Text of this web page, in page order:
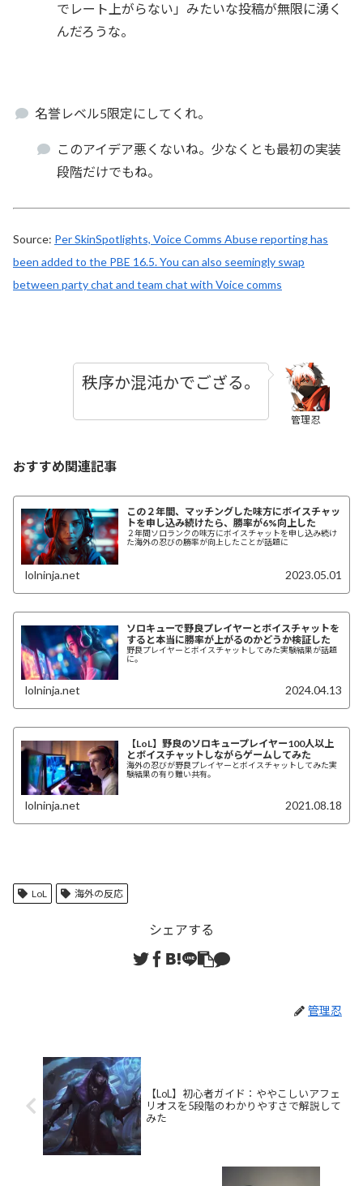
でレート上がらない」みたいな投稿が無限に湧く
んだろうな。
名誉レベル5限定にしてくれ。
このアイデア悪くないね。少なくとも最初の実装
段階だけでもね。
Source: Per SkinSpotlights, Voice Comms Abuse reporting has
been added to the PBE 16.5. You can also seemingly swap
between party chat and team chat with Voice comms
管理忍
秩序か混沌かでござる。
おすすめ関連記事
この２年間、マッチングした味方にボイスチャッ
トを申し込み続けたら、勝率が6%向上した
２年間ソロランクの味方にボイスチャットを申し込み続け
た海外の忍びの勝率が向上したことが話題に
lolninja.net 2023.05.01
ソロキューで野良プレイヤーとボイスチャットを
すると本当に勝率が上がるのかどうか検証した
野良プレイヤーとボイスチャットしてみた実験結果が話題
に。
lolninja.net 2024.04.13
【LoL】野良のソロキュープレイヤー100人以上
とボイスチャットしながらゲームしてみた
海外の忍びが野良プレイヤーとボイスチャットしてみた実
験結果の有り難い共有。
lolninja.net 2021.08.18
LoL 海外の反応
シェアする
管理忍
【LoL】初心者ガイド：ややこしいアフェ
リオスを5段階のわかりやすさで解説して
みた